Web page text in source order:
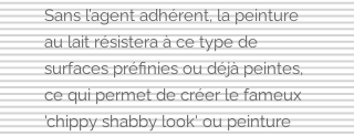
Sans l’agent adhérent, la peinture
au lait résistera à ce type de
surfaces préfinies ou déjà peintes,
ce qui permet de créer le fameux
'chippy shabby look' ou peinture